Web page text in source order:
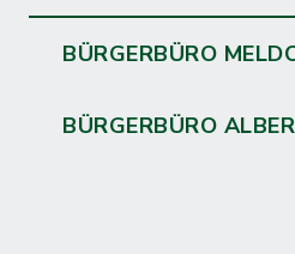
BÜRGERBÜRO
BÜRGERBÜRO